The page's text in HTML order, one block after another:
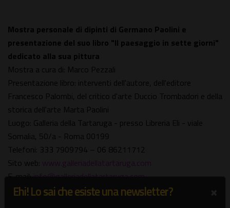
Mostra personale di dipinti di Germano Paolini e
presentazione del suo libro "Il paesaggio in sette giorni"
dedicato alla sua pittura
Mostra a cura di: Marco Pezzali
Presentazione libro: interventi dell'autore, dell'editore
Francesco Palombi, del critico d'arte Duccio Trombadori e della
storica dell'arte Marta Paolini
Luogo: Galleria della Tartaruga - presso Libreria Eli - viale
Somalia, 50/a - Roma 00199
Telefoni: 333 7909794 – 06 86211712
Sito web: www.galleriadellatartaruga.com
E-mail: info@galleriadellatartaruga.com
Inaugurazione: venerdì 13 giugno 2025 ore 18:00
Ehi! Lo sai che esiste una newsletter?